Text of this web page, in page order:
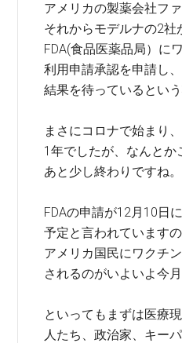
アメリカの製薬会社ファ
それからモデルナの2社
FDA(食品医薬品局）に
利用申請承認を申請し
結果を待っているという
まさにコロナで始まり
1年でしたが、なんとか
あと少し終わりですね。
FDAの申請が12月10日
予定と言われています
アメリカ国民にワクチ
されるのがいよいよ今月
といってもまずは医療
人たち、政治家、キー